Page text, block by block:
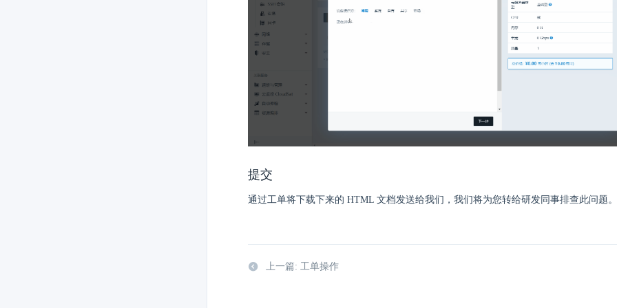
提交
通过工单将下载下来的 HTML 文档发送给我们，我们将为您转给研发同事排查此问题。
上一篇: 工单操作